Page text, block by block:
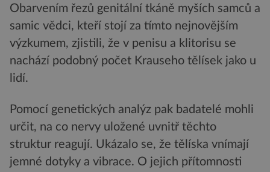
Obarvením řezů genitální tkáně myších samců a
samic vědci, kteří stojí za tímto nejnovějším
výzkumem, zjistili, že v penisu a klitorisu se
nachází podobný počet Krauseho tělísek jako u
lidí.
Pomocí genetických analýz pak badatelé mohli
určit, na co nervy uložené uvnitř těchto
struktur reagují. Ukázalo se, že tělíska vnímají
jemné dotyky a vibrace. O jejich přítomnosti